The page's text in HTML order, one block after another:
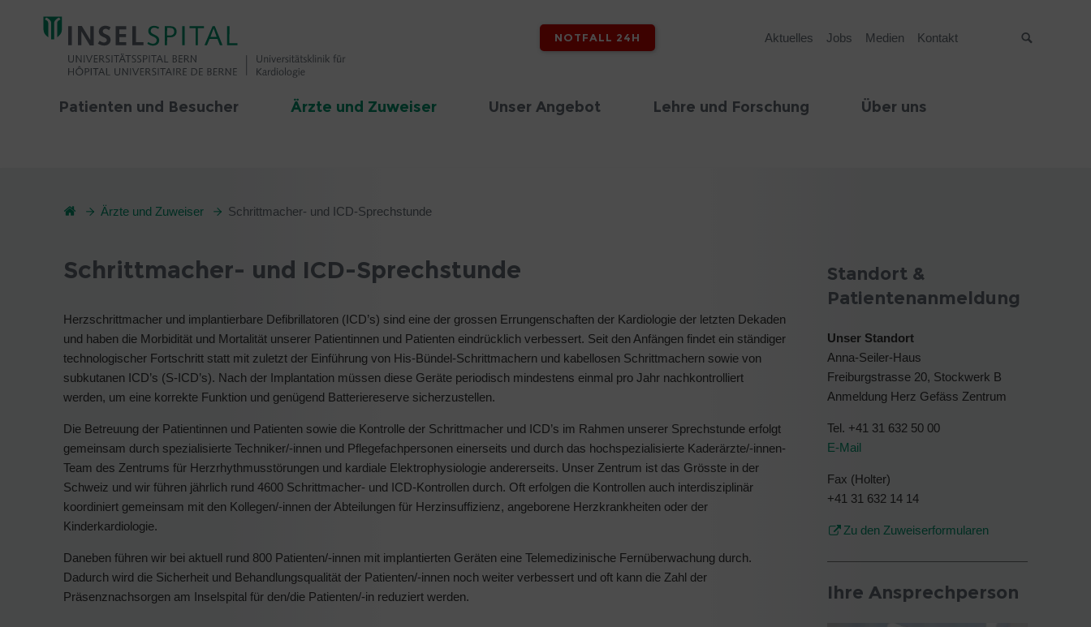
NOTFALL 24H Aktuelles Jobs Medien Kontakt
Patienten und Besucher Ärzte und Zuweiser Unser Angebot Lehre und Forschung Über uns
Ärzte und Zuweiser Schrittmacher- und ICD-Sprechstunde
Schrittmacher- und ICD-Sprechstunde
Herzschrittmacher und implantierbare Defibrillatoren (ICD’s) sind eine der grossen Errungenschaften der Kardiologie der letzten Dekaden
und haben die Morbidität und Mortalität unserer Patientinnen und Patienten eindrücklich verbessert. Seit den Anfängen findet ein ständiger
technologischer Fortschritt statt mit zuletzt der Einführung von His-Bündel-Schrittmachern und kabellosen Schrittmachern sowie von
subkutanen ICD’s (S-ICD’s). Nach der Implantation müssen diese Geräte periodisch mindestens einmal pro Jahr nachkontrolliert
werden, um eine korrekte Funktion und genügend Batteriereserve sicherzustellen.
Die Betreuung der Patientinnen und Patienten sowie die Kontrolle der Schrittmacher und ICD’s im Rahmen unserer Sprechstunde erfolgt
gemeinsam durch spezialisierte Techniker/-innen und Pflegefachpersonen einerseits und durch das hochspezialisierte Kaderärzte/-innen-
Team des Zentrums für Herzrhythmusstörungen und kardiale Elektrophysiologie andererseits. Unser Zentrum ist das Grösste in der
Schweiz und wir führen jährlich rund 4600 Schrittmacher- und ICD-Kontrollen durch. Oft erfolgen die Kontrollen auch interdisziplinär
koordiniert gemeinsam mit den Kollegen/-innen der Abteilungen für Herzinsuffizienz, angeborene Herzkrankheiten oder der
Kinderkardiologie.
Daneben führen wir bei aktuell rund 800 Patienten/-innen mit implantierten Geräten eine Telemedizinische Fernüberwachung durch.
Dadurch wird die Sicherheit und Behandlungsqualität der Patienten/-innen noch weiter verbessert und oft kann die Zahl der
Präsenznachsorgen am Inselspital für den/die Patienten/-in reduziert werden.
Standort &
Patientenanmeldung
Unser Standort
Anna-Seiler-Haus
Freiburgstrasse 20, Stockwerk B
Anmeldung Herz Gefäss Zentrum
Tel. +41 31 632 50 00
E-Mail
Fax (Holter)
+41 31 632 14 14
Zu den Zuweiserformularen
Ihre Ansprechperson